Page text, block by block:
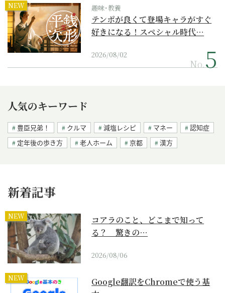
NEW 趣味･教養
テンポが良くて登場キャラがすぐ
好きになる！スペシャル時代…
2026/08/02
No.
人気のキーワード
豊臣兄弟！ クルマ 減塩レシピ マネー
認知症
定年後の歩き方
老人ホーム 京都 漢方
新着記事
NEW
コアラのこと、どこまで知って
る？ 驚きの…
2026/08/06
NEW
Google翻訳をChromeで使う基